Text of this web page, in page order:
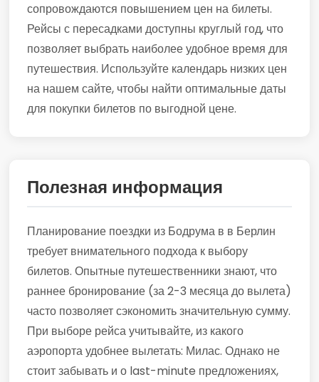
сопровождаются повышением цен на билеты.
Рейсы с пересадками доступны круглый год, что
позволяет выбрать наиболее удобное время для
путешествия. Используйте календарь низких цен
на нашем сайте, чтобы найти оптимальные даты
для покупки билетов по выгодной цене.
Полезная информация
Планирование поездки из Бодрума в в Берлин
требует внимательного подхода к выбору
билетов. Опытные путешественники знают, что
раннее бронирование (за 2-3 месяца до вылета)
часто позволяет сэкономить значительную сумму.
При выборе рейса учитывайте, из какого
аэропорта удобнее вылетать: Милас. Однако не
стоит забывать и о last-minute предложениях,